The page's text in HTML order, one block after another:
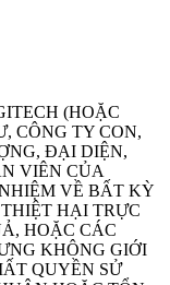
(HOẶC
CÔNG TY CON,
ĐẠI DIỆN,
VIÊN CỦA
VỀ BẤT KỲ
HẠI TRỰC
HOẶC CÁC
KHÔNG GIỚI
QUYỀN SỬ